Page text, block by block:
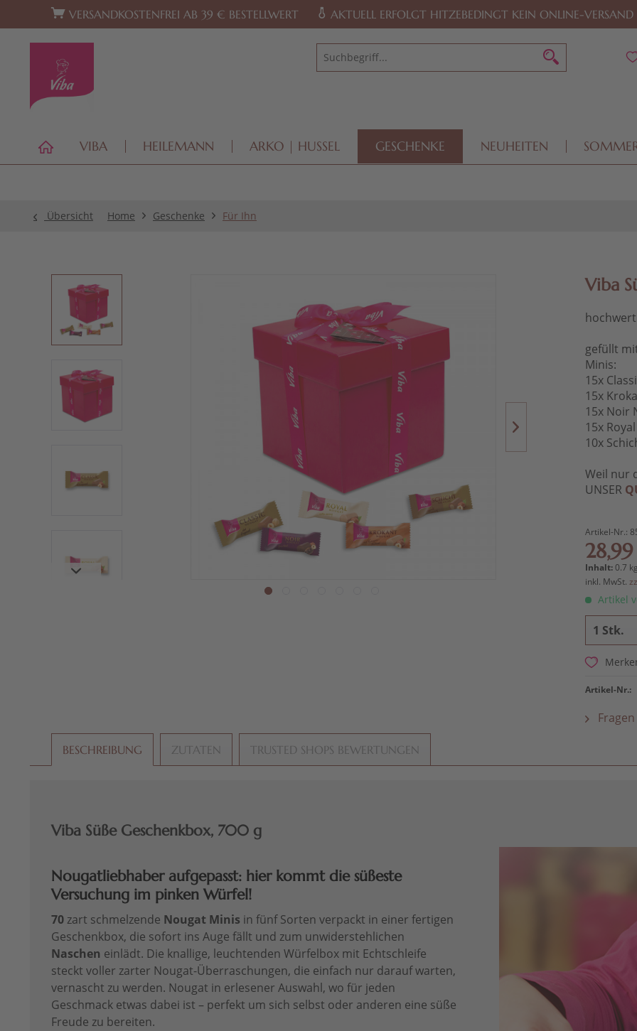
Zur Hauptnavigation springen Zum Footer springen
VERSANDKOSTENFREI AB 39 € BESTELLWERT AKTUELL ERFOLGT HITZEBEDINGT KEIN ONLINE-VERSAND
VIBA HEILEMANN ARKO | HUSSEL GESCHENKE NEUHEITEN
Übersicht Home Geschenke Für Ihn
Viba
gefüllt
Minis:
15x
15x
15x Noir
15x
10x
Weil nur
UNSER
Artikel-Nr.:
Inhalt:0.7
inkl. MwSt.
Artikel
Artikel-Nr.:
BESCHREIBUNG ZUTATEN TRUSTED SHOPS BEWERTUNGEN
Viba Süße Geschenkbox, 700 g
Nougatliebhaber aufgepasst: hier kommt die süßeste
Versuchung im pinken Würfel!
70 zart schmelzende Nougat Minis in fünf Sorten verpackt in einer fertigen
Geschenkbox, die sofort ins Auge fällt und zum unwiderstehlichen
Naschen einlädt. Die knallige, leuchtenden Würfelbox mit Echtschleife
steckt voller zarter Nougat-Überraschungen, die einfach nur darauf warten,
vernascht zu werden. Nougat in erlesener Auswahl, wo für jeden
Geschmack etwas dabei ist – perfekt um sich selbst oder anderen eine süße
Freude zu bereiten.